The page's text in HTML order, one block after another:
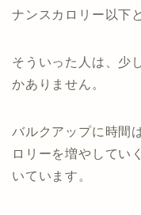
ナンスカロリー以下
そういった人は、少
かありません。
バルクアップに時間
ロリーを増やしてい
いています。